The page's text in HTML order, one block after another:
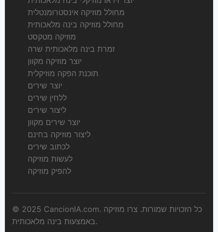
מחולל מוזיקה אינסטרומנטלית
מחולל מוזיקה בינה מלאכותית
מוזיקה מטקסט
זמרת בינה מלאכותית שרה
יוצר מוזיקה מקוון
תוכנת הפקה מוזיקלית
יוצר שירים
ללחין שירים
ליצור שירים
יוצר שירים מקוון
ליצור מוזיקה בחינם
לכתוב שירים
לעשות מוזיקה
להפיק מוזיקה
© 2025 CancionIA.com. כל הזכויות שמורות. צרו מוזיקה
באמצעות בינה מלאכותית.